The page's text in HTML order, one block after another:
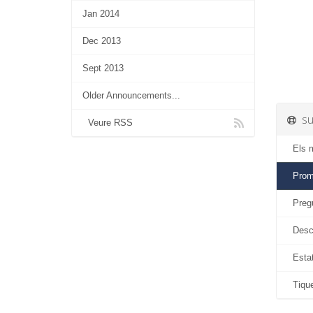
Jan 2014
Dec 2013
Sept 2013
Older Announcements...
Veure RSS
Els